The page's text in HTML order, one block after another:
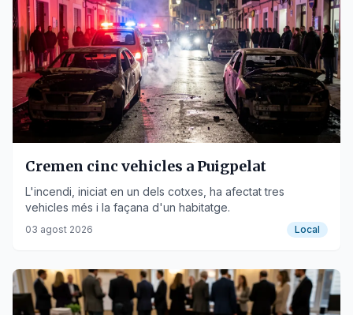
Cremen cinc vehicles a Puigpelat
L'incendi, iniciat en un dels cotxes, ha afectat tres
vehicles més i la façana d'un habitatge.
03 agost 2026 Local